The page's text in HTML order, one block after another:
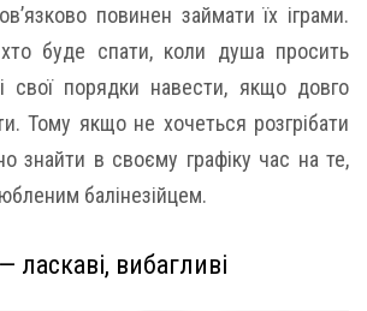
повинен займати їх іграми.
буде спати, коли душа просить
свої порядки навести, якщо довго
Тому якщо не хочеться розгрібати
знайти в своєму графіку час на те,
балінезійцем.
ласкаві, вибагливі